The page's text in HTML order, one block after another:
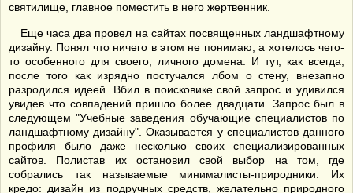
святилище, главное поместить в него жертвенник.
Еще часа два провел на сайтах посвященных ландшафтному
дизайну. Понял что ничего в этом не понимаю, а хотелось чего-
то особенного для своего, личного домена. И тут, как всегда,
после того как изрядно постучался лбом о стену, внезапно
разродился идеей. Вбил в поисковике свой запрос и удивился
увидев что совпадений пришло более двадцати. Запрос был в
следующем "Учебные заведения обучающие специалистов по
ландшафтному дизайну". Оказывается у специалистов данного
профиля было даже несколько своих специализированных
сайтов. Полистав их остановил свой выбор на том, где
собрались так называемые минималисты-природники. Их
кредо: дизайн из подручных средств, желательно природного